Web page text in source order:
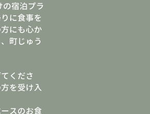
宿泊プラ
に食事を
にも心か
町じゅう
くださ
を受け入
スのお食